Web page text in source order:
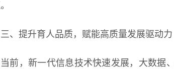
三、提升育人品质，赋能高质量发展驱动力
当前，新一代信息技术快速发展，大数据